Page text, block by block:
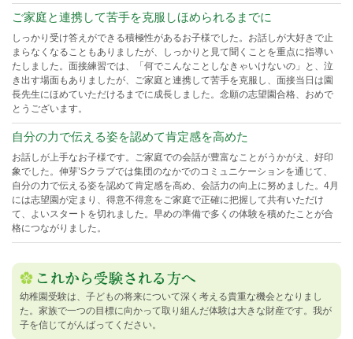
ご家庭と連携して苦手を克服しほめられるまでに
しっかり受け答えができる積極性があるお子様でした。お話しが大好きで止
まらなくなることもありましたが、しっかりと見て聞くことを重点に指導い
たしました。面接練習では、「何でこんなことしなきゃいけないの」と、泣
き出す場面もありましたが、ご家庭と連携して苦手を克服し、面接当日は園
長先生にほめていただけるまでに成長しました。念願の志望園合格、おめで
とうございます。
自分の力で伝える姿を認めて肯定感を高めた
お話しが上手なお子様です。ご家庭での会話が豊富なことがうかがえ、好印
象でした。伸芽’Sクラブでは集団のなかでのコミュニケーションを通じて、
自分の力で伝える姿を認めて肯定感を高め、会話力の向上に努めました。4月
には志望園が定まり、得意不得意をご家庭で正確に把握して共有いただけ
て、よいスタートを切れました。早めの準備で多くの体験を積めたことが合
格につながりました。
幼稚園受験は、子どもの将来について深く考える貴重な機会となりまし
た。家族で一つの目標に向かって取り組んだ体験は大きな財産です。我が
子を信じてがんばってください。